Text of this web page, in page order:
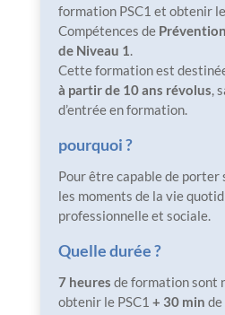
formation PSC1 et obtenir
Compétences de
de Niveau 1.
Cette formation est
à partir de 10 ans révolus,
d’entrée en formation.
pourquoi ?
Pour être capable de porter
les moments de la vie
professionnelle et sociale.
Quelle durée ?
7 heures de formation sont
obtenir le PSC1 + 30 min